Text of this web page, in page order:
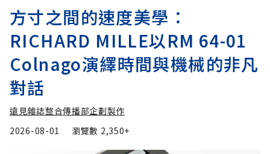
方寸之間的速度美學：
RICHARD MILLE以RM 64-01
Colnago演繹時間與機械的非凡
對話
遠見雜誌整合傳播部企劃製作
2026-08-01
瀏覽數 2,350+